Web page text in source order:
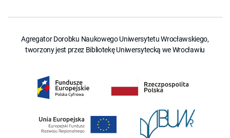
Agregator Dorobku Naukowego Uniwersytetu Wrocławskiego,
tworzony jest przez Bibliotekę Uniwersytecką we Wrocławiu